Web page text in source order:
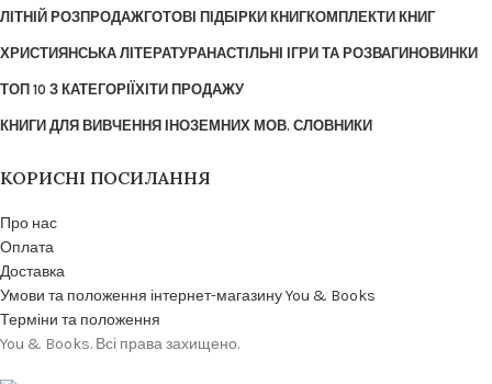
ЛІТНІЙ РОЗПРОДАЖГОТОВІ ПІДБІРКИ КНИГКОМПЛЕКТИ КНИГ
ХРИСТИЯНСЬКА ЛІТЕРАТУРАНАСТІЛЬНІ ІГРИ ТА РОЗВАГИ НОВИНКИ
ТОП 10 З КАТЕГОРІЇ ХІТИ ПРОДАЖУ
КНИГИ ДЛЯ ВИВЧЕННЯ ІНОЗЕМНИХ МОВ. СЛОВНИКИ
КОРИСНІ ПОСИЛАННЯ
Про нас
Оплата
Доставка
Умови та положення інтернет-магазину You & Books
Терміни та положення
You & Books. Всі права захищено.